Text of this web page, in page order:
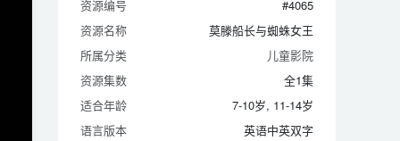
资源名称
莫滕船长与蜘蛛女王
所属分类
儿童影院
资源集数
全1集
适合年龄
7-10岁, 11-14岁
语言版本
英语中英双字
资源格式
MKV
资源编号
#4065
资源名称
莫滕船长与蜘蛛女王
所属分类
儿童影院
资源集数
全1集
适合年龄
7-10岁, 11-14岁
语言版本
英语中英双字